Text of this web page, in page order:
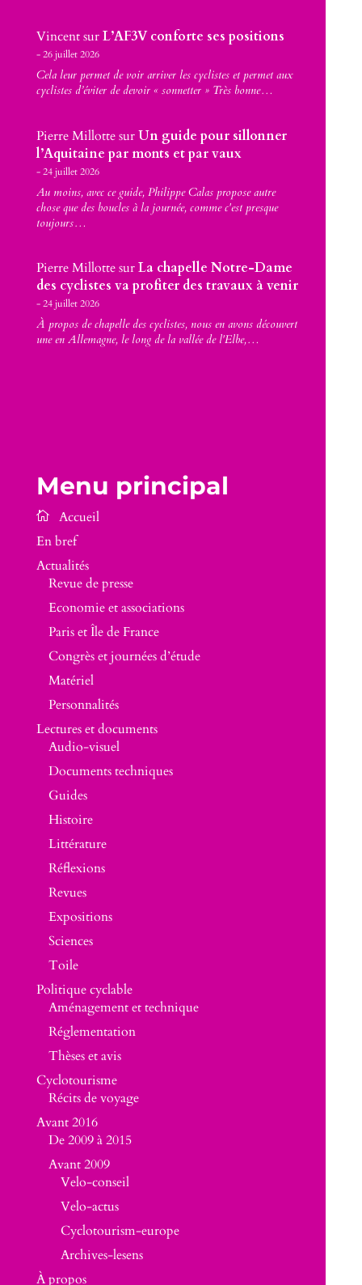
VincentsurL’AF3V conforte ses positions
26 juillet 2026
Cela leur permet de voir arriver les cyclistes et permet aux
cyclistes d’éviter de devoir « sonnetter » Très bonne…
Pierre MillottesurUn guide pour sillonner
l’Aquitaine par monts et par vaux
24 juillet 2026
Au moins, avec ce guide, Philippe Calas propose autre
chose que des boucles à la journée, comme c'est presque
toujours…
Pierre MillottesurLa chapelle Notre-Dame
des cyclistes va profiter des travaux à venir
24 juillet 2026
À propos de chapelle des cyclistes, nous en avons découvert
une en Allemagne, le long de la vallée de l'Elbe,…
Menu principal
En bref
Actualités
Revue de presse
Economie et associations
Paris et Île de France
Congrès et journées d’étude
Matériel
Personnalités
Lectures et documents
Audio-visuel
Documents techniques
Guides
Histoire
Littérature
Réflexions
Revues
Expositions
Sciences
Toile
Politique cyclable
Aménagement et technique
Réglementation
Thèses et avis
Cyclotourisme
Récits de voyage
Avant 2016
De 2009 à 2015
Avant 2009
Velo-conseil
Velo-actus
Cyclotourism-europe
Archives-lesens
À propos